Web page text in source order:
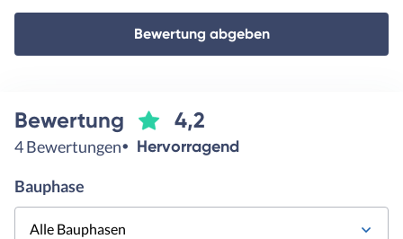
Bewertung abgeben
Bewertung 4,2
4 Bewertungen
Hervorragend
Bauphase
Alle Bauphasen